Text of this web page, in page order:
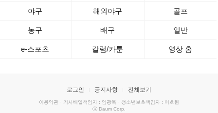
야구 해외야구 골프
농구 배구 일반
e-스포츠 칼럼/카툰 영상 홈
로그인 공지사항 전체보기
이용약관 · 기사배열책임자 : 임광욱 · 청소년보호책임자 : 이호원
ⓒ Daum Corp.